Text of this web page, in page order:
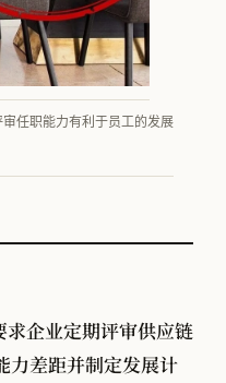
任职能力有利于员工的发展
企业定期评审供应链
力差距并制定发展计